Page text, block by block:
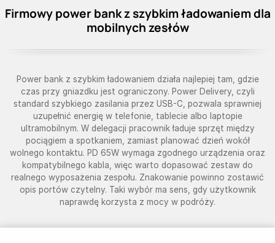
Firmowy power bank z szybkim ładowaniem dla
mobilnych zesłów
Power bank z szybkim ładowaniem działa najlepiej tam, gdzie
czas przy gniazdku jest ograniczony. Power Delivery, czyli
standard szybkiego zasilania przez USB-C, pozwala sprawniej
uzupełnić energię w telefonie, tablecie albo laptopie
ultramobilnym. W delegacji pracownik ładuje sprzęt między
pociągiem a spotkaniem, zamiast planować dzień wokół
wolnego kontaktu. PD 65W wymaga zgodnego urządzenia oraz
kompatybilnego kabla, więc warto dopasować zestaw do
realnego wyposażenia zespołu. Znakowanie powinno zostawić
opis portów czytelny. Taki wybór ma sens, gdy użytkownik
naprawdę korzysta z mocy w podróży.